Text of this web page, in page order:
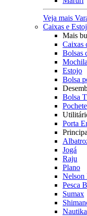
Veja mais
Caixas e
Mais
Caixas
Bolsas
Estojo
Bolsa
Bolsa
Pochete
Porta
Jogá
Raju
Plano
Nelson
Pesca
Sumax
Nautika